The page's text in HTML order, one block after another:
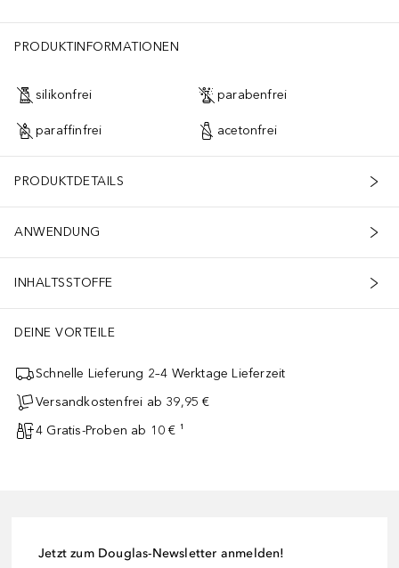
PRODUKTINFORMATIONEN
silikonfrei parabenfrei
paraffinfrei acetonfrei
PRODUKTDETAILS
ANWENDUNG
INHALTSSTOFFE
DEINE VORTEILE
Schnelle Lieferung 2–4 Werktage Lieferzeit
Versandkostenfrei ab 39,95 €
4 Gratis-Proben ab 10 € ¹
Jetzt zum Douglas-Newsletter anmelden!